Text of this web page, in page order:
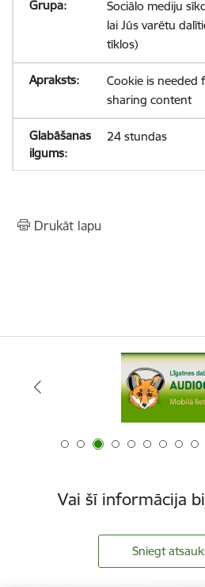
Sociālo mediju
lai Jūs varētu
tīklos)
Cookie is needed
sharing content
24 stundas
Drukāt lapu
Vai šī informācija
Sniegt